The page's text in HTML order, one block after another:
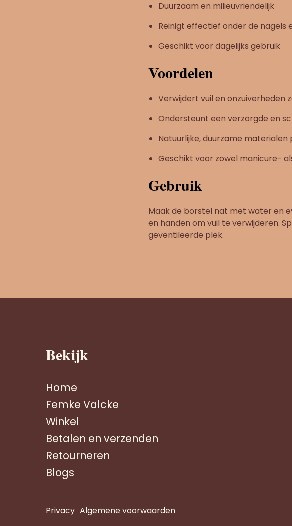
Duurzaam en milieuvriendelijk
Reinigt effectief onder de nagels
Geschikt voor dagelijks gebruik
Voordelen
Verwijdert vuil en onzuiverheden
Ondersteunt een verzorgde en
Natuurlijke, duurzame
Geschikt voor zowel manicure-
Gebruik
Maak de borstel nat met water en
en handen om vuil te verwijderen.
geventileerde plek.
Bekijk
Home
Femke Valcke
Winkel
Betalen en verzenden
Retourneren
Blogs
Privacy Algemene voorwaarden